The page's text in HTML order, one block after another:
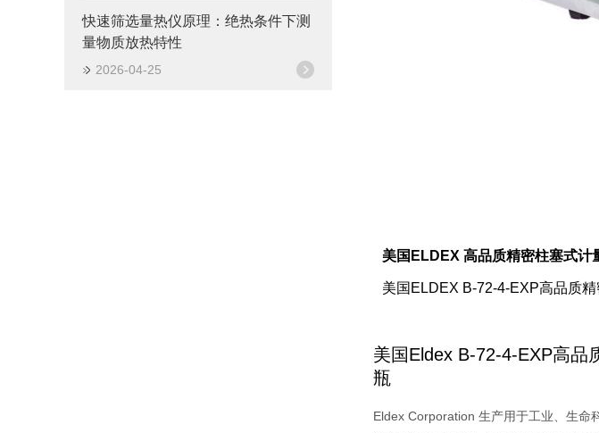
快速筛选量热仪原理：绝热条件下测
量物质放热特性
2026-04-25
美国ELDEX 高品质精密柱塞式计
美国ELDEX B-72-4-EXP高品质
美国Eldex B-72-4-EXP高品
瓶
Eldex Corporation 生产用于工业、生命